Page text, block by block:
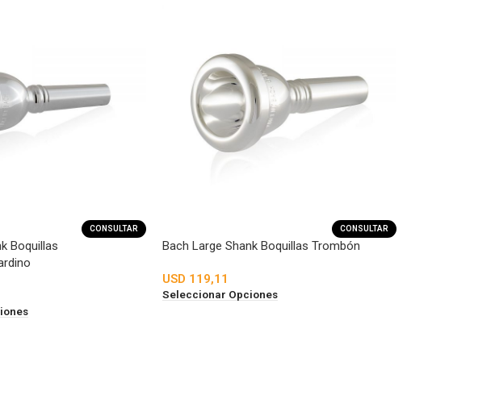
CONSULTAR
Boquillas
CONSULTAR
Bach Large Shank Boquillas Trombón
USD 119,11
Seleccionar Opciones